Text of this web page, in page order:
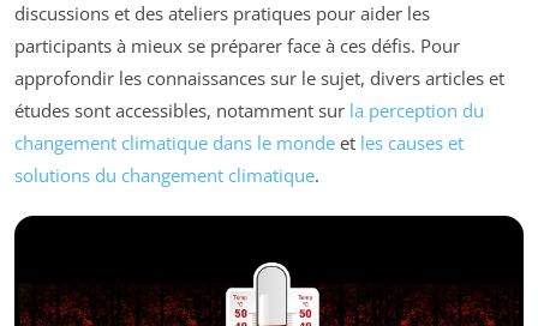
discussions et des ateliers pratiques pour aider les
participants à mieux se préparer face à ces défis. Pour
approfondir les connaissances sur le sujet, divers articles et
études sont accessibles, notamment sur la perception du
changement climatique dans le monde et les causes et
solutions du changement climatique.